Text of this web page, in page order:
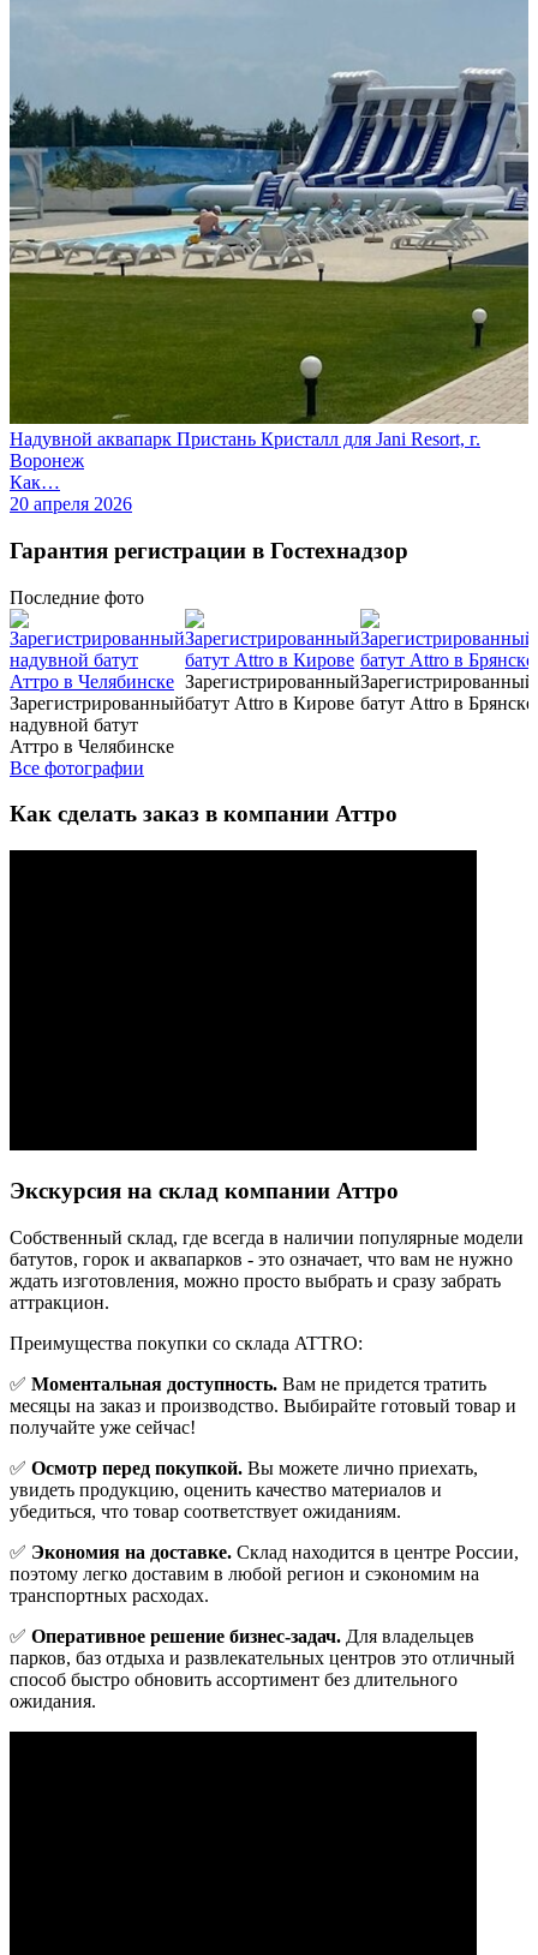
Надувной аквапарк Пристань Кристалл для Jani Resort, г.
Воронеж
Как…
20 апреля 2026
Гарантия регистрации в Гостехнадзор
Последние фото
Зарегистрированный
надувной батут
Аттро в Челябинске
Зарегистрированный
батут Attro в Кирове
Зарегистрированный
батут Attro в Брянске
Все фотографии
Как сделать заказ в компании Аттро
Экскурсия на склад компании Аттро
Cобственный склад, где всегда в наличии популярные модели
батутов, горок и аквапарков - это означает, что вам не нужно
ждать изготовления, можно просто выбрать и сразу забрать
аттракцион.
Преимущества покупки со склада ATTRO:
✅ Моментальная доступность. Вам не придется тратить
месяцы на заказ и производство. Выбирайте готовый товар и
получайте уже сейчас!
✅ Осмотр перед покупкой. Вы можете лично приехать,
увидеть продукцию, оценить качество материалов и
убедиться, что товар соответствует ожиданиям.
✅ Экономия на доставке. Склад находится в центре России,
поэтому легко доставим в любой регион и сэкономим на
транспортных расходах.
✅ Оперативное решение бизнес-задач. Для владельцев
парков, баз отдыха и развлекательных центров это отличный
способ быстро обновить ассортимент без длительного
ожидания.